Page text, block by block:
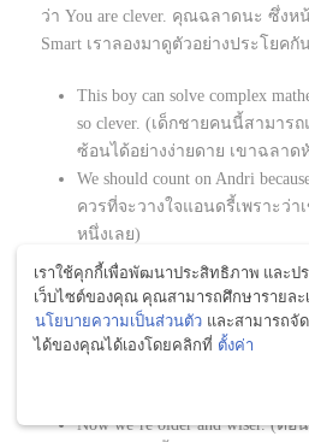
ว่า You are clever. คุณฉลาดนะ ซึ่ง
Smart เราลองมาดูตัวอย่างประโยคกั
This boy can solve complex
so clever. (เด็กชายคนนี้สามา
ซ้อนได้อย่างง่ายดาย เขาฉลาด
We should count on Andri
ควรที่จะวางใจแอนดรี้เพราะว่
หนึ่งเลย)
3. Wise (Adj) :
แปลว่า ฉลาด(ประก
ว่า Wise นั้นมาจากคำว่า Wisdom ที่
จะใช้ถึงคำสอนของนักปราชญ์ ถึงแ
หมายแตกต่างจาก Smart และ
Now we’re older and wiser. (
เราใช้คุกกี้เพื่อพัฒนาประสิทธิภาพ และป
เว็บไซต์ของคุณ คุณสามารถศึกษารายละ
นโยบายความเป็นส่วนตัว และสามารถจั
ได้ของคุณได้เองโดยคลิกที่ ตั้งค่า